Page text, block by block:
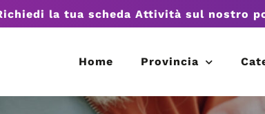
la tua scheda Attività sul nostro
Home Provincia